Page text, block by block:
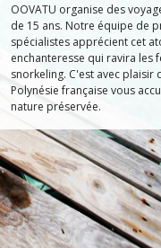
OOVATU organise des
de 15 ans. Notre équipe de
spécialistes apprécient cet
enchanteresse qui ravira les
snorkeling. C'est avec
Polynésie française vous
nature préservée.